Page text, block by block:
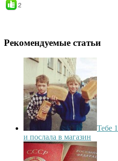
2
Рекомендуемые статьи
Тебе
и послала в магазин